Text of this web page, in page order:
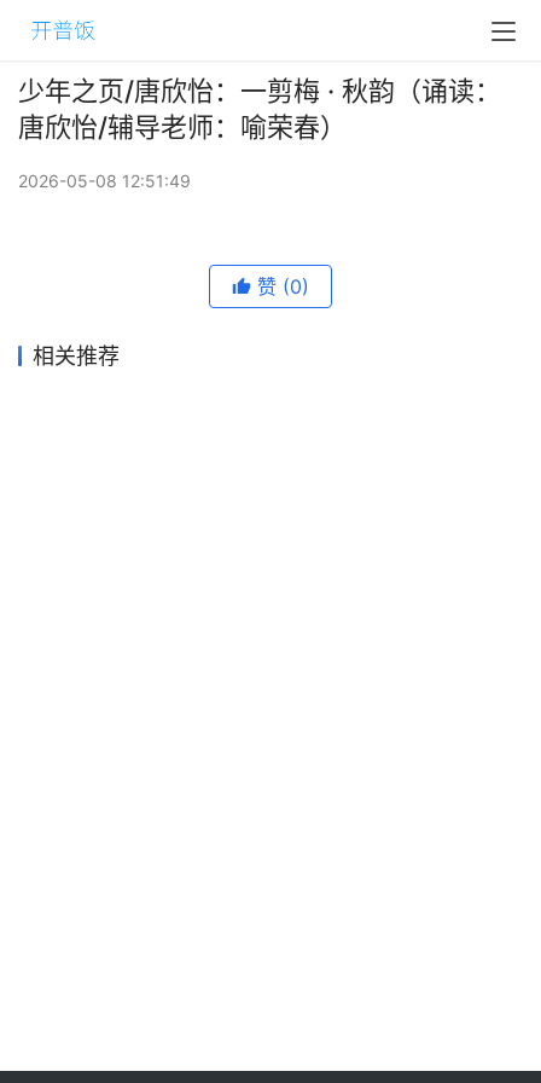
少年之页/唐欣怡：一剪梅 · 秋韵（诵读：
唐欣怡/辅导老师：喻荣春）
2026-05-08 12:51:49
赞 (0)
相关推荐